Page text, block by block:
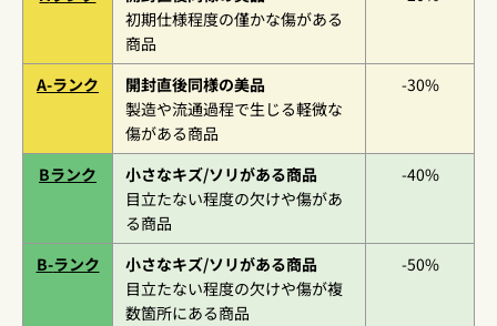
初期仕様程度の僅かな傷がある
商品
A-ランク
開封直後同様の美品
製造や流通過程で生じる軽微な
傷がある商品
-30%
Bランク
小さなキズ/ソリがある商品
目立たない程度の欠けや傷があ
る商品
-40%
B-ランク
小さなキズ/ソリがある商品
目立たない程度の欠けや傷が複
数箇所にある商品
-50%